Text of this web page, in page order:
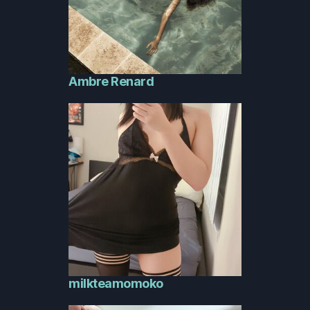
Ambre Renard
milkteamomoko